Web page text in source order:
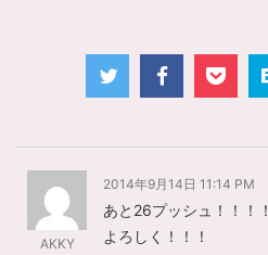
AKKY
2014年9月14日 11:14 PM
あと26プッシュ！！！！
よろしく！！！